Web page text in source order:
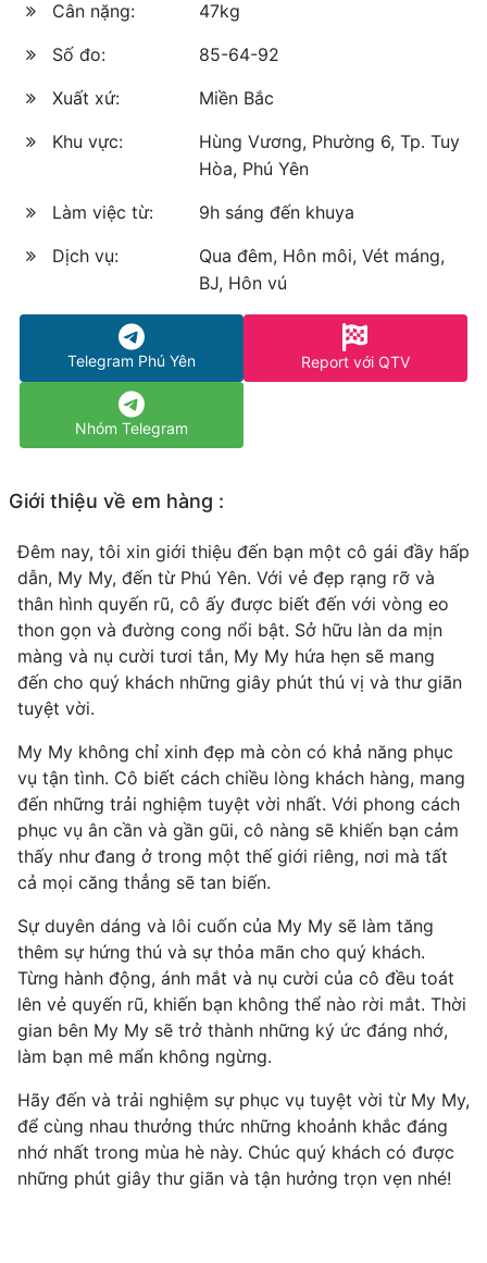
Cân nặng:
47kg
Số đo:
85-64-92
Xuất xứ:
Miền Bắc
Khu vực:
Hùng Vương, Phường 6, Tp. Tuy
Hòa, Phú Yên
Làm việc từ:
9h sáng đến khuya
Dịch vụ:
Qua đêm, Hôn môi, Vét máng,
BJ, Hôn vú
Telegram Phú Yên Report với QTV
Nhóm Telegram
Giới thiệu về em hàng :
Đêm nay, tôi xin giới thiệu đến bạn một cô gái đầy hấp
dẫn, My My, đến từ Phú Yên. Với vẻ đẹp rạng rỡ và
thân hình quyến rũ, cô ấy được biết đến với vòng eo
thon gọn và đường cong nổi bật. Sở hữu làn da mịn
màng và nụ cười tươi tắn, My My hứa hẹn sẽ mang
đến cho quý khách những giây phút thú vị và thư giãn
tuyệt vời.
My My không chỉ xinh đẹp mà còn có khả năng phục
vụ tận tình. Cô biết cách chiều lòng khách hàng, mang
đến những trải nghiệm tuyệt vời nhất. Với phong cách
phục vụ ân cần và gần gũi, cô nàng sẽ khiến bạn cảm
thấy như đang ở trong một thế giới riêng, nơi mà tất
cả mọi căng thẳng sẽ tan biến.
Sự duyên dáng và lôi cuốn của My My sẽ làm tăng
thêm sự hứng thú và sự thỏa mãn cho quý khách.
Từng hành động, ánh mắt và nụ cười của cô đều toát
lên vẻ quyến rũ, khiến bạn không thể nào rời mắt. Thời
gian bên My My sẽ trở thành những ký ức đáng nhớ,
làm bạn mê mẩn không ngừng.
Hãy đến và trải nghiệm sự phục vụ tuyệt vời từ My My,
để cùng nhau thưởng thức những khoảnh khắc đáng
nhớ nhất trong mùa hè này. Chúc quý khách có được
những phút giây thư giãn và tận hưởng trọn vẹn nhé!